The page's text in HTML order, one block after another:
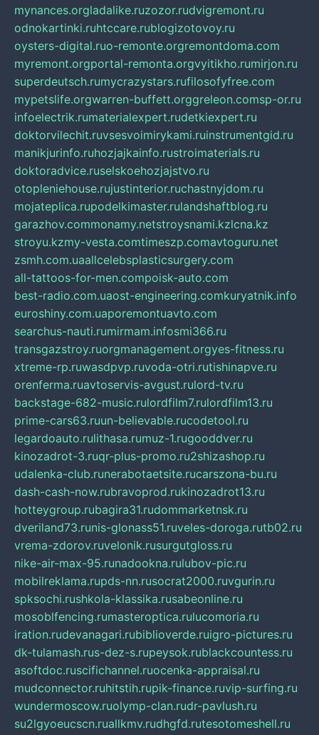
mynances.orgladalike.ruzozor.rudvigremont.ru
odnokartinki.ruhtccare.rublogizotovoy.ru
oysters-digital.ruo-remonte.orgremontdoma.com
myremont.orgportal-remonta.orgvyitikho.rumirjon.ru
superdeutsch.rumycrazystars.rufilosofyfree.com
mypetslife.orgwarren-buffett.orggreleon.comsp-or.ru
infoelectrik.rumaterialexpert.rudetkiexpert.ru
doktorvilechit.ruvsesvoimirykami.ruinstrumentgid.ru
manikjurinfo.ruhozjajkainfo.rustroimaterials.ru
doktoradvice.ruselskoehozjajstvo.ru
otopleniehouse.rujustinterior.ruchastnyjdom.ru
mojateplica.rupodelkimaster.rulandshaftblog.ru
garazhov.commonamy.netstroysnami.kzlcna.kz
stroyu.kzmy-vesta.comtimeszp.comavtoguru.net
zsmh.com.uaallcelebsplasticsurgery.com
all-tattoos-for-men.compoisk-auto.com
best-radio.com.uaost-engineering.comkuryatnik.info
euroshiny.com.uaporemontuavto.com
searchus-nauti.rumirmam.infosmi366.ru
transgazstroy.ruorgmanagement.orgyes-fitness.ru
xtreme-rp.ruwasdpvp.ruvoda-otri.rutishinapve.ru
orenferma.ruavtoservis-avgust.rulord-tv.ru
backstage-682-music.rulordfilm7.rulordfilm13.ru
prime-cars63.ruun-believable.rucodetool.ru
legardoauto.rulithasa.rumuz-1.rugooddver.ru
kinozadrot-3.ruqr-plus-promo.ru2shizashop.ru
udalenka-club.runerabotaetsite.rucarszona-bu.ru
dash-cash-now.rubravoprod.rukinozadrot13.ru
hotteygroup.rubagira31.rudommarketnsk.ru
dveriland73.runis-glonass51.ruveles-doroga.rutb02.ru
vrema-zdorov.ruvelonik.rusurgutgloss.ru
nike-air-max-95.runadookna.rulubov-pic.ru
mobilreklama.rupds-nn.rusocrat2000.ruvgurin.ru
spksochi.rushkola-klassika.rusabeonline.ru
mosoblfencing.rumasteroptica.rulucomoria.ru
iration.rudevanagari.rubiblioverde.ruigro-pictures.ru
dk-tulamash.rus-dez-s.rupeysok.rublackcountess.ru
asoftdoc.ruscifichannel.ruocenka-appraisal.ru
mudconnector.ruhitstih.rupik-finance.ruvip-surfing.ru
wundermoscow.ruolymp-clan.rudr-pavlush.ru
su2lgyoeucscn.ruallkmv.rudhgfd.rutesotomeshell.ru